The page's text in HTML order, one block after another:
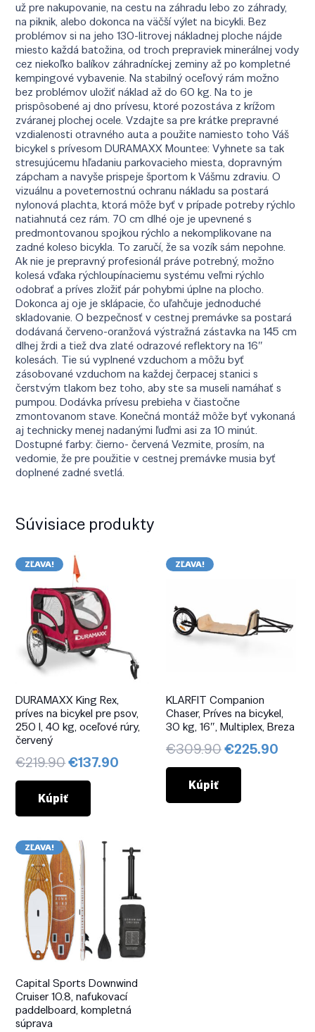
už pre nakupovanie, na cestu na záhradu lebo zo záhrady,
na piknik, alebo dokonca na väčší výlet na bicykli. Bez
problémov si na jeho 130-litrovej nákladnej ploche nájde
miesto každá batožina, od troch prepraviek minerálnej vody
cez niekoľko balíkov záhradníckej zeminy až po kompletné
kempingové vybavenie. Na stabilný oceľový rám možno
bez problémov uložiť náklad až do 60 kg. Na to je
prispôsobené aj dno prívesu, ktoré pozostáva z krížom
zváranej plochej ocele. Vzdajte sa pre krátke prepravné
vzdialenosti otravného auta a použite namiesto toho Váš
bicykel s prívesom DURAMAXX Mountee: Vyhnete sa tak
stresujúcemu hľadaniu parkovacieho miesta, dopravným
zápcham a navyše prispeje športom k Vášmu zdraviu. O
vizuálnu a poveternostnú ochranu nákladu sa postará
nylonová plachta, ktorá môže byť v prípade potreby rýchlo
natiahnutá cez rám. 70 cm dlhé oje je upevnené s
predmontovanou spojkou rýchlo a nekomplikovane na
zadné koleso bicykla. To zaručí, že sa vozík sám nepohne.
Ak nie je prepravný profesionál práve potrebný, možno
kolesá vďaka rýchloupínaciemu systému veľmi rýchlo
odobrať a príves zložiť pár pohybmi úplne na plocho.
Dokonca aj oje je sklápacie, čo uľahčuje jednoduché
skladovanie. O bezpečnosť v cestnej premávke sa postará
dodávaná červeno-oranžová výstražná zástavka na 145 cm
dlhej žrdi a tiež dva zlaté odrazové reflektory na 16″
kolesách. Tie sú vyplnené vzduchom a môžu byť
zásobované vzduchom na každej čerpacej stanici s
čerstvým tlakom bez toho, aby ste sa museli namáhať s
pumpou. Dodávka prívesu prebieha v čiastočne
zmontovanom stave. Konečná montáž môže byť vykonaná
aj technicky menej nadanými ľuďmi asi za 10 minút.
Dostupné farby: čierno- červená Vezmite, prosím, na
vedomie, že pre použitie v cestnej premávke musia byť
doplnené zadné svetlá.
Súvisiace produkty
ZĽAVA!
DURAMAXX King Rex,
príves na bicykel pre psov,
250 l, 40 kg, oceľové rúry,
červený
€219.90Pôvodná
cena
bola:
€219.90.
€137.90
Kúpiť
ZĽAVA!
KLARFIT Companion
Chaser, Príves na bicykel,
30 kg, 16″, Multiplex, Breza
€309.90Pôvodná
cena
€309.90.
€225.90
Kúpiť
ZĽAVA!
Capital Sports Downwind
Cruiser 10.8, nafukovací
paddelboard, kompletná
súprava